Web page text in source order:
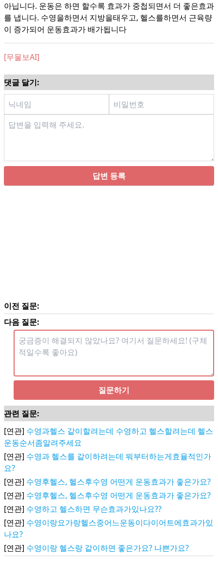
아닙니다. 운동은 하면 할수록 효과가 중첩되면서 더 좋은효과
를 냅니다. 수영을하면서 지방을태우고, 헬스를하면서 근육량
이 증가되어 운동효과가 배가됩니다
[무물보AI]
댓글 달기:
답변 등록
이전 질문:
다음 질문:
질문하기
관련 질문:
[연관] 수영과헬스 같이할려는데 수영하고 헬스할려는데 헬스
운동순서좀알려주세요
[연관] 수영과 헬스를 같이하려는데 뭐부터하는게효율적인가
요?
[연관] 수영후헬스, 헬스후수영 어떤게 운동효과가 좋은가요?
[연관] 수영후헬스, 헬스후수영 어떤게 운동효과가 좋은가요?
[연관] 수영하고 헬스하면 무슨효과가있나요??
[연관] 수영이랑요가랑헬스중어느운동이다이어트에효과가있
나요?
[연관] 수영이랑 헬스랑 같이하면 좋은가요? 나쁜가요?